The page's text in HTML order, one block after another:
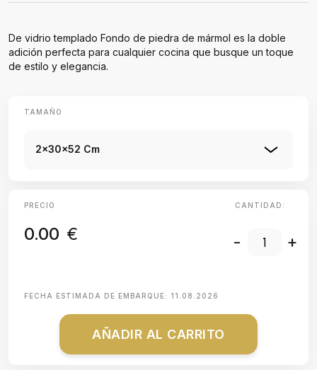
De vidrio templado Fondo de piedra de mármol es la doble
adición perfecta para cualquier cocina que busque un toque
de estilo y elegancia.
TAMAÑO
2x30x52 Cm
PRECIO
0.00 €
CANTIDAD:
- +
FECHA ESTIMADA DE EMBARQUE: 11.08.2026
AÑADIR AL CARRITO